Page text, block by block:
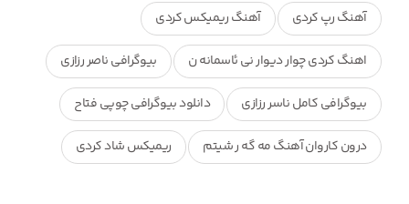
آهنگ رپ کردی آهنگ ریمیکس کردی
اهنگ کردی چوار دیوار نی ئاسمانه ن بیوگرافی ناصر رزازی
بیوگرافی کامل ناسر رزازی دانلود بیوگرافی چوپی فتاح
درون کاروان آهنگ مه گه ر شیتم ریمیکس شاد کردی